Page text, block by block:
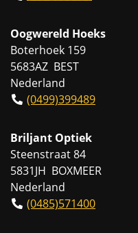
Oogwereld Hoeks
Boterhoek 159
5683AZ BEST
Nederland
(0499)399489
Briljant Optiek
Steenstraat 84
5831JH BOXMEER
Nederland
(0485)571400